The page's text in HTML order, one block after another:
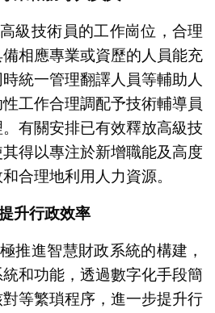
級技術員的工作崗位，合理
相應專業或資歷的人員能充
統一管理翻譯人員等輔助人
工作合理調配予技術輔導員
有關安排已有效釋放高級技
得以專注於新增職能及高度
合理地利用人力資源。
升行政效率
推進智慧財政系統的構建，
和功能，透過數字化手段簡
等繁瑣程序，進一步提升行